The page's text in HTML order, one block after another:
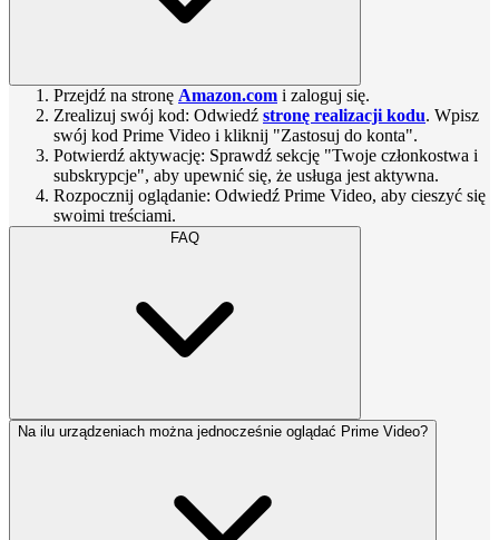
Przejdź na stronę Amazon.com i zaloguj się.
Zrealizuj swój kod: Odwiedź stronę realizacji kodu. Wpisz
swój kod Prime Video i kliknij "Zastosuj do konta".
Potwierdź aktywację: Sprawdź sekcję "Twoje członkostwa i
subskrypcje", aby upewnić się, że usługa jest aktywna.
Rozpocznij oglądanie: Odwiedź Prime Video, aby cieszyć się
swoimi treściami.
FAQ
Na ilu urządzeniach można jednocześnie oglądać Prime Video?